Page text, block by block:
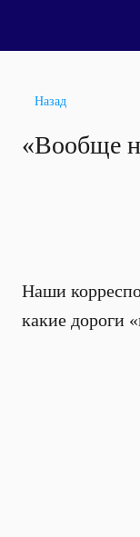
Назад
«Вообще
Наши
какие дороги